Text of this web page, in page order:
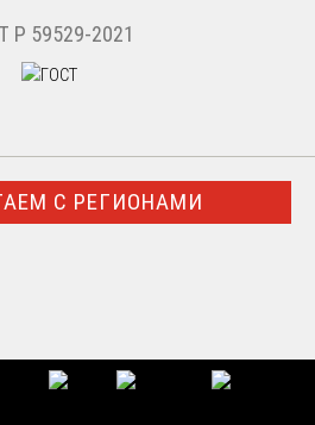
Р 59529-2021
С РЕГИОНАМИ